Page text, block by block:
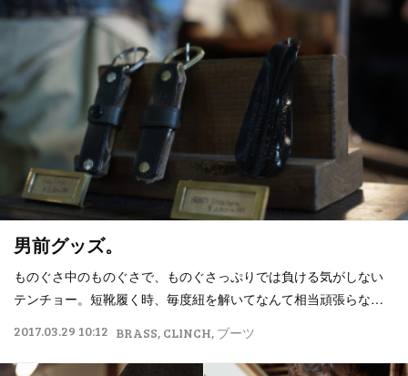
男前グッズ。
ものぐさ中のものぐさで、ものぐさっぷりでは負ける気がしない
テンチョー。短靴履く時、毎度紐を解いてなんて相当頑張らな…
2017.03.29 10:12 BRASS CLINCH ブーツ